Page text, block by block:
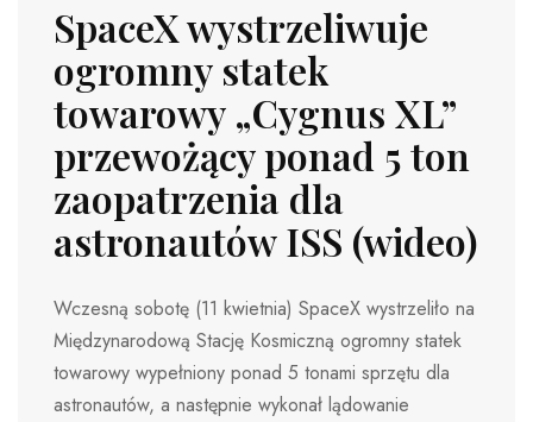
SpaceX wystrzeliwuje
ogromny statek
towarowy „Cygnus XL”
przewożący ponad 5 ton
zaopatrzenia dla
astronautów ISS (wideo)
Wczesną sobotę (11 kwietnia) SpaceX wystrzeliło na
Międzynarodową Stację Kosmiczną ogromny statek
towarowy wypełniony ponad 5 tonami sprzętu dla
astronautów, a następnie wykonał lądowanie